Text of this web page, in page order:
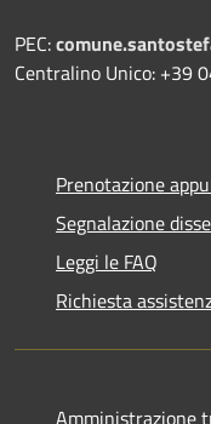
PEC:
Centralino Unico: +39
Prenotazione
Segnalazione
Leggi le FAQ
Richiesta
Amministrazione